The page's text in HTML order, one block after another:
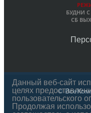
БУДНИ С
СБ
©
Данный веб-сайт
целях
пользовательского
Продолжая